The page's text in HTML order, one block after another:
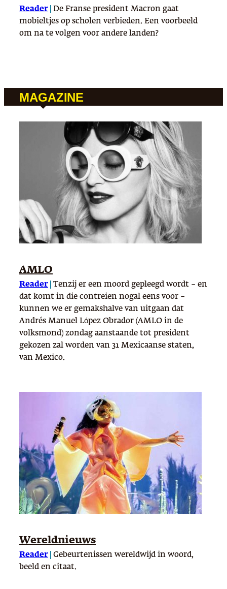
Reader
De Franse president Macron gaat
mobieltjes op scholen verbieden. Een voorbeeld
om na te volgen voor andere landen?
MAGAZINE
AMLO
Reader
Tenzij er een moord gepleegd wordt – en
dat komt in die contreien nogal eens voor –
kunnen we er gemakshalve van uitgaan dat
Andrés Manuel López Obrador (AMLO in de
volksmond) zondag aanstaande tot president
gekozen zal worden van 31 Mexicaanse staten,
van Mexico.
Wereldnieuws
Reader
Gebeurtenissen wereldwijd in woord,
beeld en citaat.